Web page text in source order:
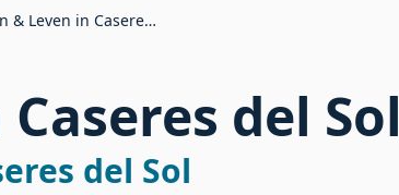
& Leven in Caseres
del Sol
del Sol